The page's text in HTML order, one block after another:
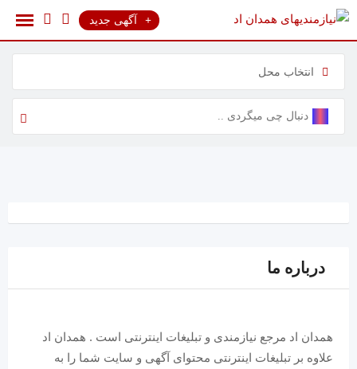
پرش
آگهی جدید
انتخاب محل
درباره ما
همدان اد مرجع نیازمندی و تبلیغات اینترنتی است . همدان اد
علاوه بر تبلیغات اینترنتی محتوای آگهی و سایت شما را به